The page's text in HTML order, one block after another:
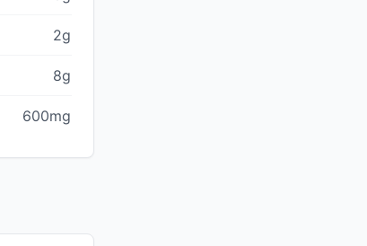
2g
8g
600mg